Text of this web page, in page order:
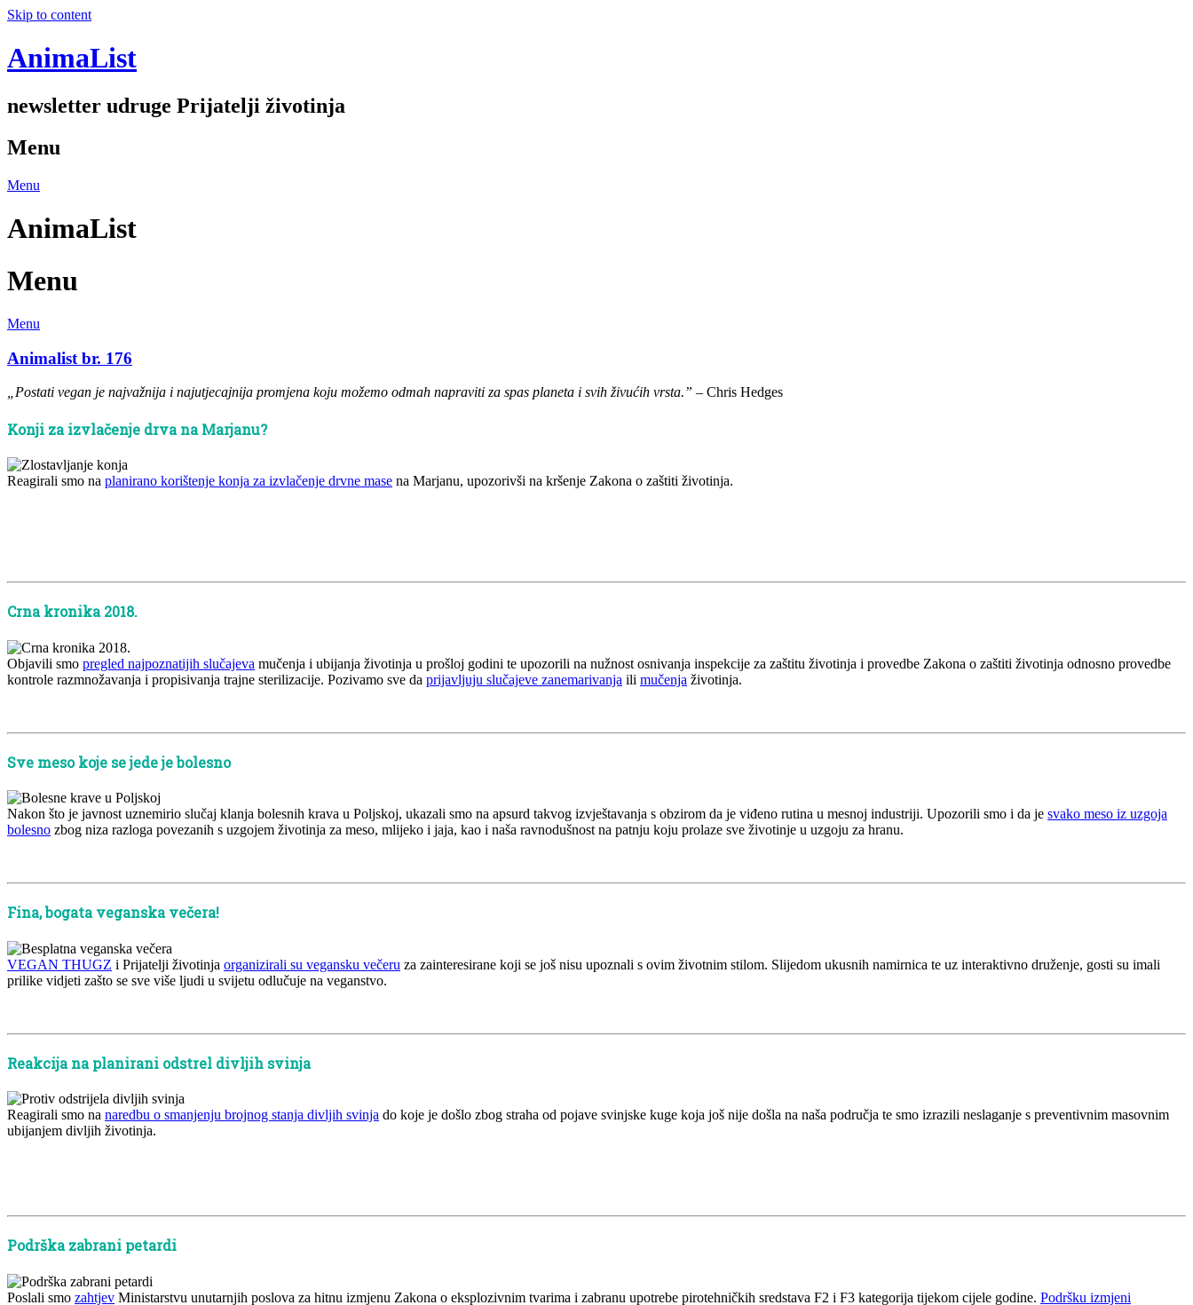
Skip to content
AnimaList
newsletter udruge Prijatelji životinja
Menu
Menu
AnimaList
Menu
Menu
Animalist br. 176
„Postati vegan je najvažnija i najutjecajnija promjena koju možemo odmah napraviti za spas planeta i svih živućih vrsta.” – Chris Hedges
Konji za izvlačenje drva na Marjanu?
Reagirali smo na planirano korištenje konja za izvlačenje drvne mase na Marjanu, upozorivši na kršenje Zakona o zaštiti životinja.
Crna kronika 2018.
Objavili smo pregled najpoznatijih slučajeva mučenja i ubijanja životinja u prošloj godini te upozorili na nužnost osnivanja inspekcije za zaštitu životinja i provedbe Zakona o zaštiti životinja odnosno provedbe
kontrole razmnožavanja i propisivanja trajne sterilizacije. Pozivamo sve da prijavljuju slučajeve zanemarivanja ili mučenja životinja.
Sve meso koje se jede je bolesno
Nakon što je javnost uznemirio slučaj klanja bolesnih krava u Poljskoj, ukazali smo na apsurd takvog izvještavanja s obzirom da je viđeno rutina u mesnoj industriji. Upozorili smo i da je svako meso iz uzgoja
bolesno zbog niza razloga povezanih s uzgojem životinja za meso, mlijeko i jaja, kao i naša ravnodušnost na patnju koju prolaze sve životinje u uzgoju za hranu.
Fina, bogata veganska večera!
VEGAN THUGZ i Prijatelji životinja organizirali su vegansku večeru za zainteresirane koji se još nisu upoznali s ovim životnim stilom. Slijedom ukusnih namirnica te uz interaktivno druženje, gosti su imali
prilike vidjeti zašto se sve više ljudi u svijetu odlučuje na veganstvo.
Reakcija na planirani odstrel divljih svinja
Reagirali smo na naredbu o smanjenju brojnog stanja divljih svinja do koje je došlo zbog straha od pojave svinjske kuge koja još nije došla na naša područja te smo izrazili neslaganje s preventivnim masovnim
ubijanjem divljih životinja.
Podrška zabrani petardi
Poslali smo zahtjev Ministarstvu unutarnjih poslova za hitnu izmjenu Zakona o eksplozivnim tvarima i zabranu upotrebe pirotehničkih sredstava F2 i F3 kategorija tijekom cijele godine. Podršku izmjeni